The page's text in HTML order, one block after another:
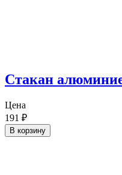
Cтакан
Цена
191 ₽
В корзину